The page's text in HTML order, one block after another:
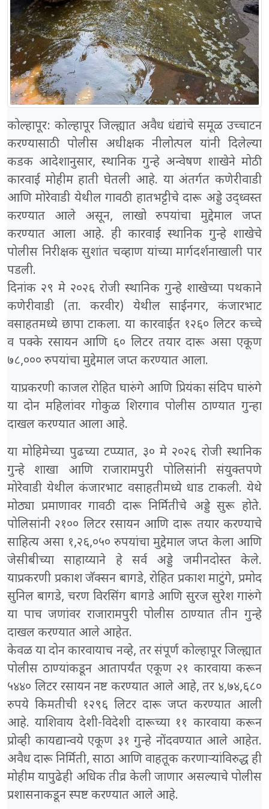
कोल्हापूर: कोल्हापूर जिल्ह्यात अवैध धंद्यांचे समूळ उच्चाटन
करण्यासाठी पोलीस अधीक्षक नीलोत्पल यांनी दिलेल्या
कडक आदेशानुसार, स्थानिक गुन्हे अन्वेषण शाखेने मोठी
कारवाई मोहीम हाती घेतली आहे. या अंतर्गत कणेरीवाडी
आणि मोरेवाडी येथील गावठी हातभट्टीचे दारू अड्डे उद्ध्वस्त
करण्यात आले असून, लाखो रुपयांचा मुद्देमाल जप्त
करण्यात आला आहे. ही कारवाई स्थानिक गुन्हे शाखेचे
पोलीस निरीक्षक सुशांत चव्हाण यांच्या मार्गदर्शनाखाली पार
पडली.
दिनांक २९ मे २०२६ रोजी स्थानिक गुन्हे शाखेच्या पथकाने
कणेरीवाडी (ता. करवीर) येथील साईनगर, कंजारभाट
वसाहतमध्ये छापा टाकला. या कारवाईत १२६० लिटर कच्चे
व पक्के रसायन आणि ६० लिटर तयार दारू असा एकूण
७८,००० रुपयांचा मुद्देमाल जप्त करण्यात आला.
याप्रकरणी काजल रोहित घारुंगे आणि प्रियंका संदिप घारुंगे
या दोन महिलांवर गोकुळ शिरगाव पोलीस ठाण्यात गुन्हा
दाखल करण्यात आला आहे.
या मोहिमेच्या पुढच्या टप्प्यात, ३० मे २०२६ रोजी स्थानिक
गुन्हे शाखा आणि राजारामपुरी पोलिसांनी संयुक्तपणे
मोरेवाडी येथील कंजारभाट वसाहतीमध्ये धाड टाकली. येथे
मोठ्या प्रमाणावर गावठी दारू निर्मितीचे अड्डे सुरू होते.
पोलिसांनी २१०० लिटर रसायन आणि दारू तयार करण्याचे
साहित्य असा १,२६,०५० रुपयांचा मुद्देमाल जप्त केला आणि
जेसीबीच्या साहाय्याने हे सर्व अड्डे जमीनदोस्त केले.
याप्रकरणी प्रकाश जॅक्सन बागडे, रोहित प्रकाश माटुंगे, प्रमोद
सुनिल बागडे, चरण विरसिंग बागडे आणि सुरज सुरेश गारुंगे
या पाच जणांवर राजारामपुरी पोलीस ठाण्यात तीन गुन्हे
दाखल करण्यात आले आहेत.
केवळ या दोन कारवायाच नव्हे, तर संपूर्ण कोल्हापूर जिल्ह्यात
पोलीस ठाण्यांकडून आतापर्यंत एकूण २१ कारवाया करून
५४४० लिटर रसायन नष्ट करण्यात आले आहे, तर ४,७४,६८०
रुपये किमतीची १२९६ लिटर दारू जप्त करण्यात आली
आहे. याशिवाय देशी-विदेशी दारूच्या ११ कारवाया करून
प्रोव्ही कायद्यान्वये एकूण ३१ गुन्हे नोंदवण्यात आले आहेत.
अवैध दारू निर्मिती, साठा आणि वाहतूक करणाऱ्यांविरुद्ध ही
मोहीम यापुढेही अधिक तीव्र केली जाणार असल्याचे पोलीस
प्रशासनाकडून स्पष्ट करण्यात आले आहे.